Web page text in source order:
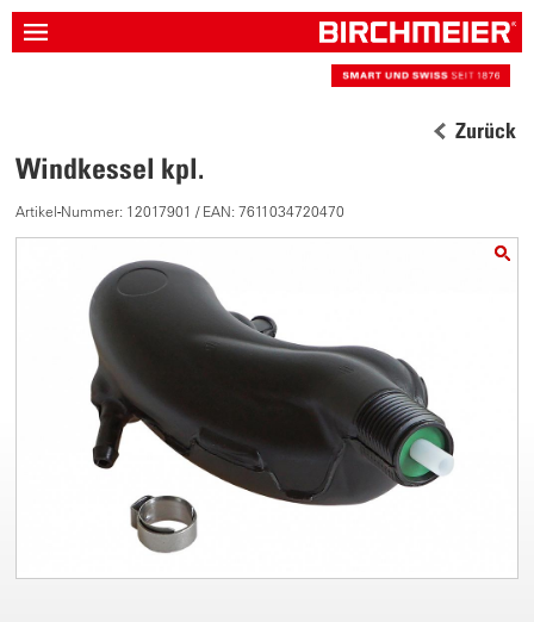
Zurück
Windkessel kpl.
Artikel-Nummer: 12017901 / EAN: 7611034720470